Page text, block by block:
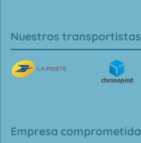
Nuestros transportistas
Empresa comprometida